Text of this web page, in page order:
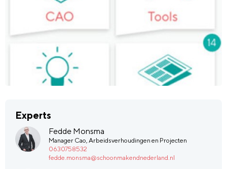
Experts
Fedde Monsma
Manager Cao, Arbeidsverhoudingen en Projecten
0630758532
fedde.monsma@schoonmakendnederland.nl